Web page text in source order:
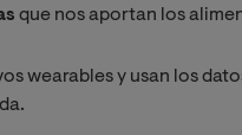
que nos aportan los
wearables y usan los